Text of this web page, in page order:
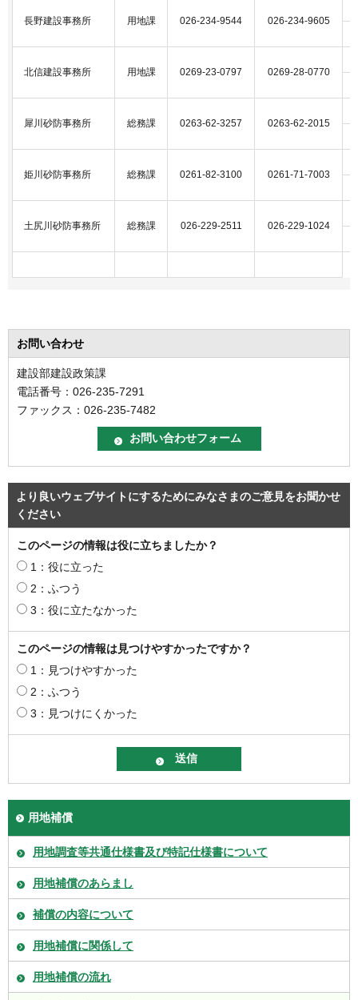
長野建設事務所 用地課 026-234-9544 026-234-9605
北信建設事務所 用地課 0269-23-0797 0269-28-0770
犀川砂防事務所 総務課 0263-62-3257 0263-62-2015
姫川砂防事務所 総務課 0261-82-3100 0261-71-7003
土尻川砂防事務所 総務課 026-229-2511 026-229-1024
お問い合わせ
建設部建設政策課
電話番号：026-235-7291
ファックス：026-235-7482
より良いウェブサイトにするためにみなさまのご意見をお聞かせ
ください
このページの情報は役に立ちましたか？
1：役に立った
2：ふつう
3：役に立たなかった
このページの情報は見つけやすかったですか？
1：見つけやすかった
2：ふつう
3：見つけにくかった
用地補償
用地調査等共通仕様書及び特記仕様書について
用地補償のあらまし
補償の内容について
用地補償に関係して
用地補償の流れ